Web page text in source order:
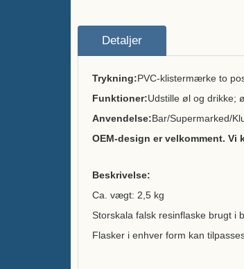
Detaljer
Trykning:PVC-klistermærke to
Funktioner:Udstille øl og drikke;
Anvendelse:Bar/Supermarked/
OEM-design er velkomment.
Beskrivelse:
Ca. vægt: 2,5 kg
Storskala falsk resinflaske brugt i
Flasker i enhver form kan